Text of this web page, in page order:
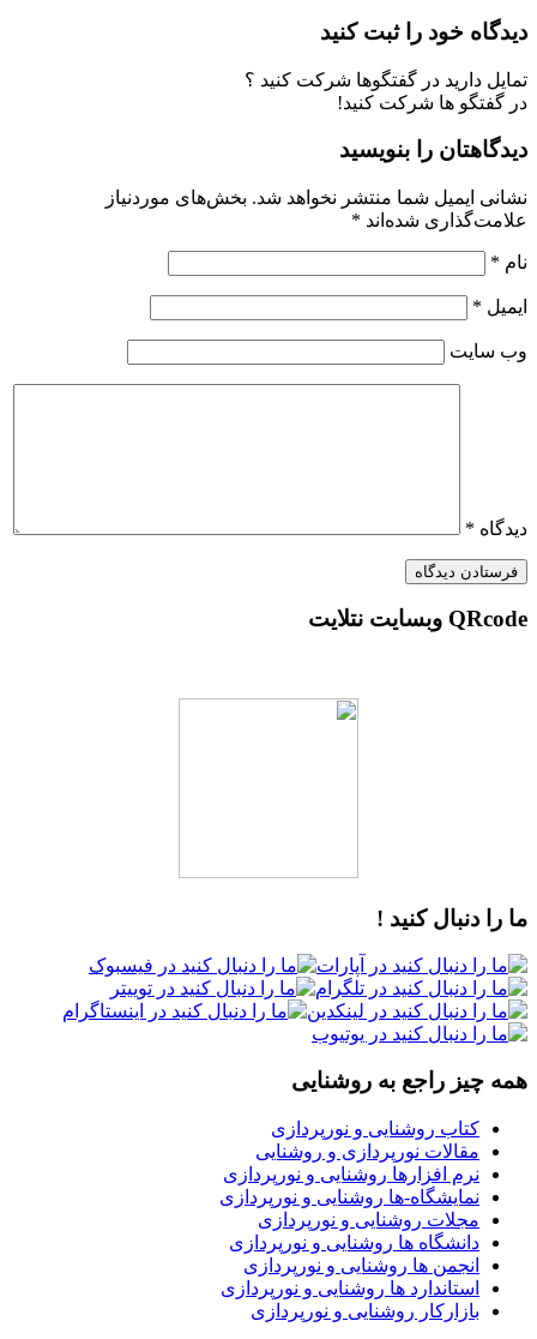
دیدگاه خود را ثبت کنید
تمایل دارید در گفتگوها شرکت کنید ؟
در گفتگو ها شرکت کنید!
دیدگاهتان را بنویسید
نشانی ایمیل شما منتشر نخواهد شد. بخش‌های موردنیاز
علامت‌گذاری شده‌اند *
نام *
ایمیل *
وب‌ سایت
دیدگاه *
QRcode وبسایت نتلایت
ما را دنبال کنید !
همه چیز راجع به روشنایی
کتاب روشنایی و نورپردازی
مقالات نورپردازی و روشنایی
نرم افزارها روشنایی و نورپردازی
نمایشگاه-ها روشنایی و نورپردازی
مجلات روشنایی و نورپردازی
دانشگاه ها روشنایی و نورپردازی
انجمن ها روشنایی و نورپردازی
استاندارد ها روشنایی و نورپردازی
بازارکار روشنایی و نورپردازی